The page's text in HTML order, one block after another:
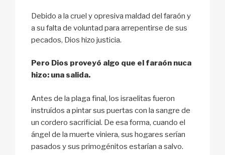
Debido a la cruel y opresiva maldad del faraón y
a su falta de voluntad para arrepentirse de sus
pecados, Dios hizo justicia.
Pero Dios proveyó algo que el faraón nuca
hizo: una salida.
Antes de la plaga final, los israelitas fueron
instruídos a pintar sus puertas con la sangre de
un cordero sacrificial. De esa forma, cuando el
ángel de la muerte viniera, sus hogares serían
pasados y sus primogénitos estarían a salvo.